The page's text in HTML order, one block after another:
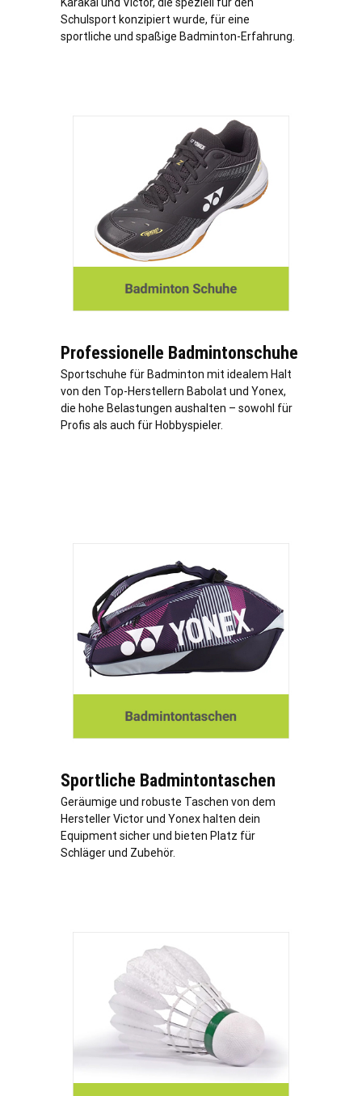
Karakal und Victor, die speziell für den
Schulsport konzipiert wurde, für eine
sportliche und spaßige Badminton-Erfahrung.
Professionelle Badmintonschuhe
Sportschuhe für Badminton mit idealem Halt
von den Top-Herstellern Babolat und Yonex,
die hohe Belastungen aushalten – sowohl für
Profis als auch für Hobbyspieler.
Sportliche Badmintontaschen
Geräumige und robuste Taschen von dem
Hersteller Victor und Yonex halten dein
Equipment sicher und bieten Platz für
Schläger und Zubehör.